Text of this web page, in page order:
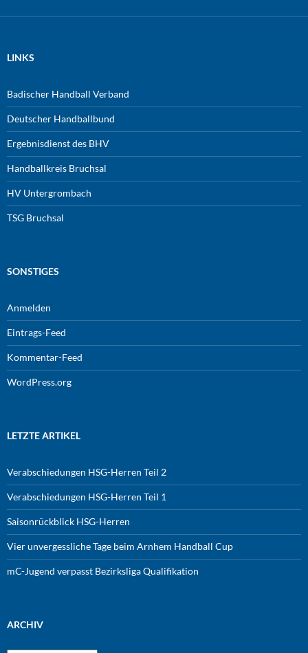
LINKS
Badischer Handball Verband
Deutscher Handballbund
Ergebnisdienst des BHV
Handballkreis Bruchsal
HV Untergrombach
TSG Bruchsal
SONSTIGES
Anmelden
Eintrags-Feed
Kommentar-Feed
WordPress.org
LETZTE ARTIKEL
Verabschiedungen HSG-Herren Teil 2
Verabschiedungen HSG-Herren Teil 1
Saisonrückblick HSG-Herren
Vier unvergessliche Tage beim Arnhem Handball Cup
mC-Jugend verpasst Bezirksliga Qualifikation
ARCHIV